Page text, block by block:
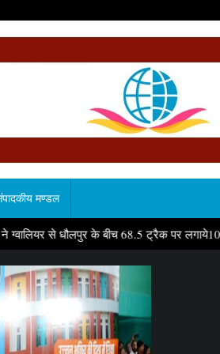
मण्डल
के बीच 68.5 ट्रैक पर लगाये1036 डिजिटल